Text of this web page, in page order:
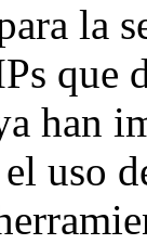
la
que
han
uso